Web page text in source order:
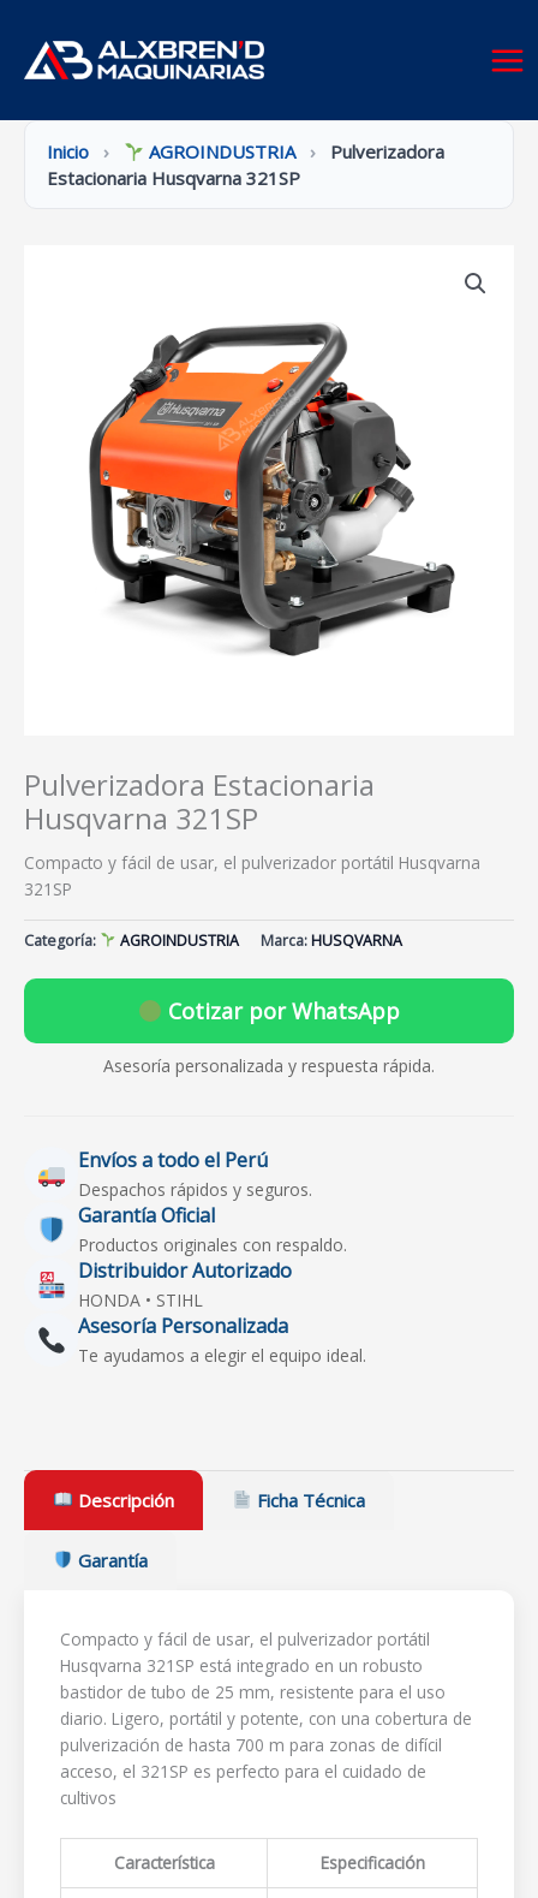
contenido
Inicio › AGROINDUSTRIA ›
Pulverizadora
Estacionaria Husqvarna 321SP
Pulverizadora Estacionaria
Husqvarna 321SP
Compacto y fácil de usar, el pulverizador portátil Husqvarna
321SP
Categoría: AGROINDUSTRIA Marca:HUSQVARNA
Cotizar por WhatsApp
Asesoría personalizada y respuesta rápida.
Envíos a todo el Perú
Despachos rápidos y seguros.
Garantía Oficial
Productos originales con respaldo.
Distribuidor Autorizado
HONDA • STIHL
Asesoría Personalizada
Te ayudamos a elegir el equipo ideal.
Descripción Ficha Técnica
Garantía
Compacto y fácil de usar, el pulverizador portátil
Husqvarna 321SP está integrado en un robusto
bastidor de tubo de 25 mm, resistente para el uso
diario. Ligero, portátil y potente, con una cobertura de
pulverización de hasta 700 m para zonas de difícil
acceso, el 321SP es perfecto para el cuidado de
cultivos
Característica Especificación